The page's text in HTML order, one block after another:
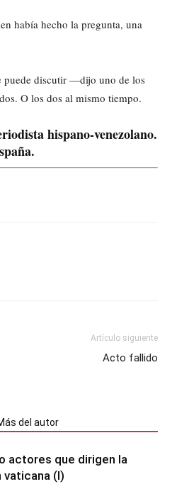
había hecho la pregunta, una
puede discutir —dijo uno de los
O los dos al mismo tiempo.
hispano-venezolano.
Artículo siguiente
Acto fallido
del autor
actores que dirigen la
(I)